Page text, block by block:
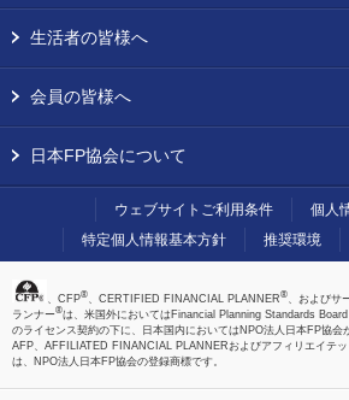
上へ
生活者の皆様へ
会員の皆様へ
日本FP協会について
ウェブサイトご利用条件
個人
特定個人情報基本方針
推奨環境
、CFP® 、CERTIFIED FINANCIAL PLANNER® 、および
ランナー®は、米国外においてはFinancial Planning Standards
のライセンス契約の下に、日本国内においてはNPO法人日本FP協会
AFP、AFFILIATED FINANCIAL PLANNERおよびアフィリエイテ
は、NPO法人日本FP協会の登録商標です。